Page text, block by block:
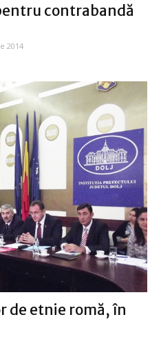
contrabandă
2014
de etnie romă, în